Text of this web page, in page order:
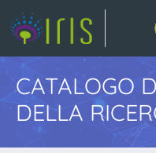
CATALOGO
DELLA